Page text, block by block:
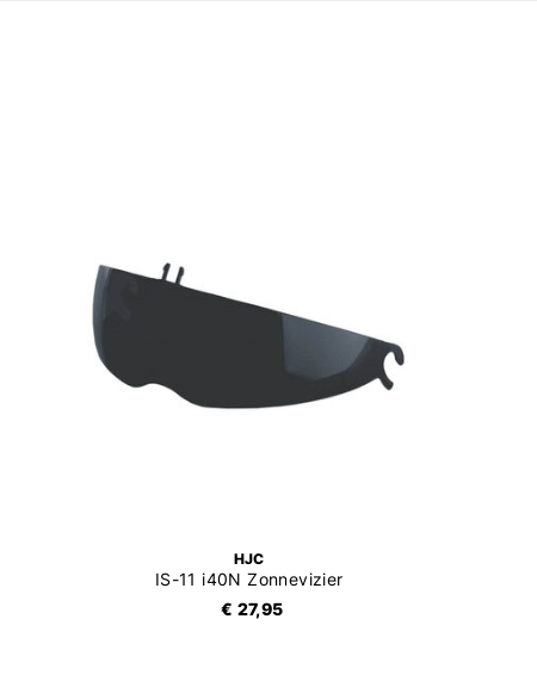
HJC
IS-11 i40N Zonnevizier
€ 27,95